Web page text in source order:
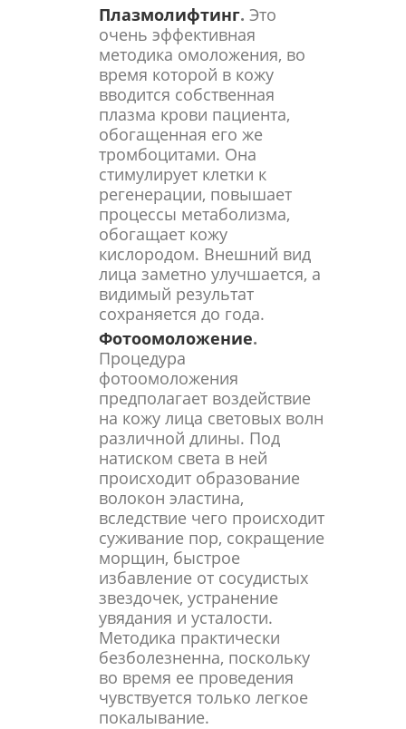
Плазмолифтинг. Это
очень эффективная
методика омоложения, во
время которой в кожу
вводится собственная
плазма крови пациента,
обогащенная его же
тромбоцитами. Она
стимулирует клетки к
регенерации, повышает
процессы метаболизма,
обогащает кожу
кислородом. Внешний вид
лица заметно улучшается, а
видимый результат
сохраняется до года.
Фотоомоложение.
Процедура
фотоомоложения
предполагает воздействие
на кожу лица световых волн
различной длины. Под
натиском света в ней
происходит образование
волокон эластина,
вследствие чего происходит
суживание пор, сокращение
морщин, быстрое
избавление от сосудистых
звездочек, устранение
увядания и усталости.
Методика практически
безболезненна, поскольку
во время ее проведения
чувствуется только легкое
покалывание.